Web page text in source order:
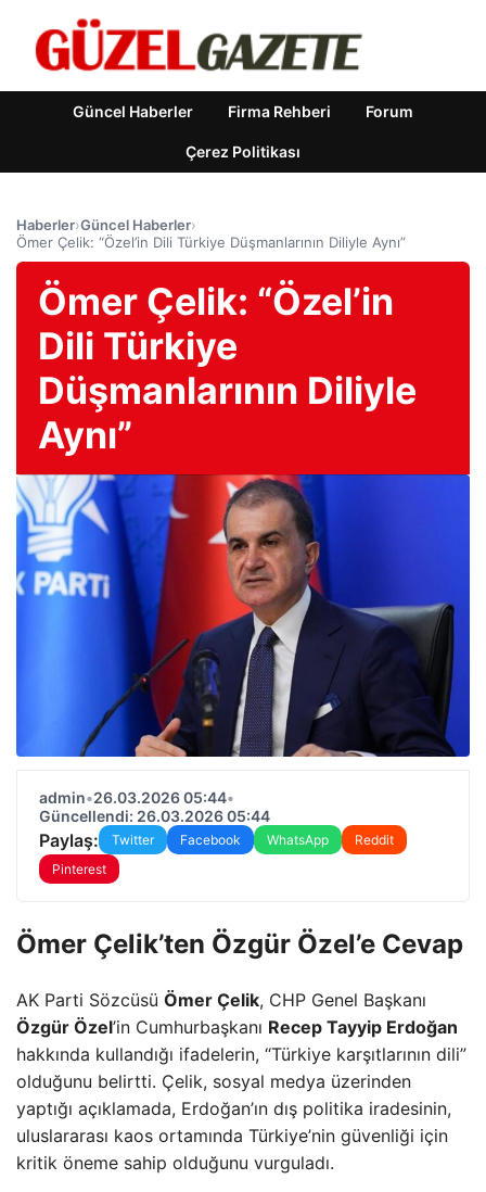
Güncel Haberler Firma Rehberi Forum
Çerez Politikası
Haberler›Güncel Haberler›
Ömer Çelik: “Özel’in Dili Türkiye Düşmanlarının Diliyle Aynı”
Ömer Çelik: “Özel’in
Dili Türkiye
Düşmanlarının Diliyle
Aynı”
admin•26.03.2026 05:44•
Güncellendi: 26.03.2026 05:44
Paylaş: Twitter Facebook WhatsApp
Reddit
Pinterest
Ömer Çelik’ten Özgür Özel’e Cevap
AK Parti Sözcüsü Ömer Çelik, CHP Genel Başkanı
Özgür Özel’in Cumhurbaşkanı Recep Tayyip Erdoğan
hakkında kullandığı ifadelerin, “Türkiye karşıtlarının dili”
olduğunu belirtti. Çelik, sosyal medya üzerinden
yaptığı açıklamada, Erdoğan’ın dış politika iradesinin,
uluslararası kaos ortamında Türkiye’nin güvenliği için
kritik öneme sahip olduğunu vurguladı.